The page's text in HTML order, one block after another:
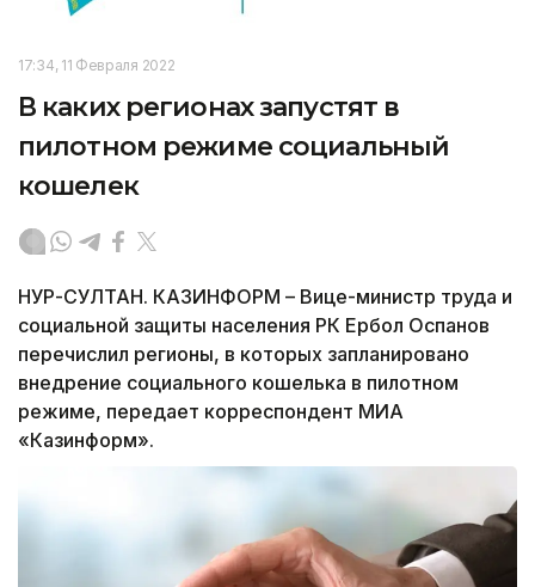
17:34, 11 Февраля 2022
В каких регионах запустят в
пилотном режиме социальный
кошелек
НУР-СУЛТАН. КАЗИНФОРМ – Вице-министр труда и
социальной защиты населения РК Ербол Оспанов
перечислил регионы, в которых запланировано
внедрение социального кошелька в пилотном
режиме, передает корреспондент МИА
«Казинформ».